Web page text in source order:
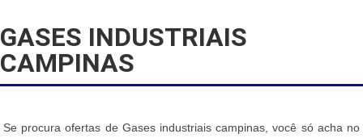
GASES INDUSTRIAIS
CAMPINAS
Se procura ofertas de Gases industriais campinas, você só acha no